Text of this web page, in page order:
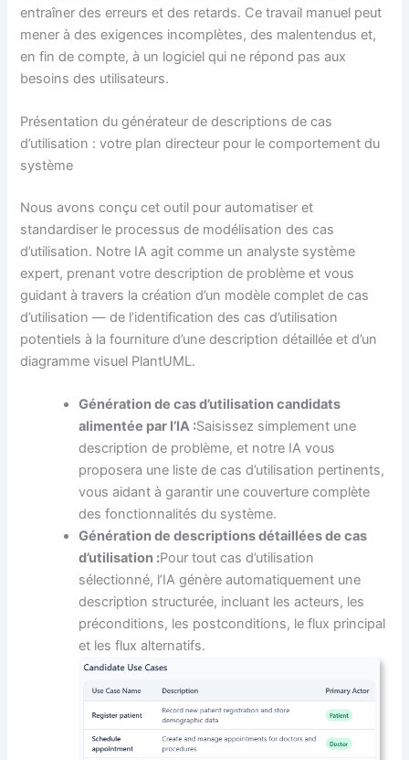
entraîner des erreurs et des retards. Ce travail manuel peut
mener à des exigences incomplètes, des malentendus et,
en fin de compte, à un logiciel qui ne répond pas aux
besoins des utilisateurs.
Présentation du générateur de descriptions de cas
d’utilisation : votre plan directeur pour le comportement du
système
Nous avons conçu cet outil pour automatiser et
standardiser le processus de modélisation des cas
d’utilisation. Notre IA agit comme un analyste système
expert, prenant votre description de problème et vous
guidant à travers la création d’un modèle complet de cas
d’utilisation — de l’identification des cas d’utilisation
potentiels à la fourniture d’une description détaillée et d’un
diagramme visuel PlantUML.
Génération de cas d’utilisation candidats
alimentée par l’IA :Saisissez simplement une
description de problème, et notre IA vous
proposera une liste de cas d’utilisation pertinents,
vous aidant à garantir une couverture complète
des fonctionnalités du système.
Génération de descriptions détaillées de cas
d’utilisation :Pour tout cas d’utilisation
sélectionné, l’IA génère automatiquement une
description structurée, incluant les acteurs, les
préconditions, les postconditions, le flux principal
et les flux alternatifs.